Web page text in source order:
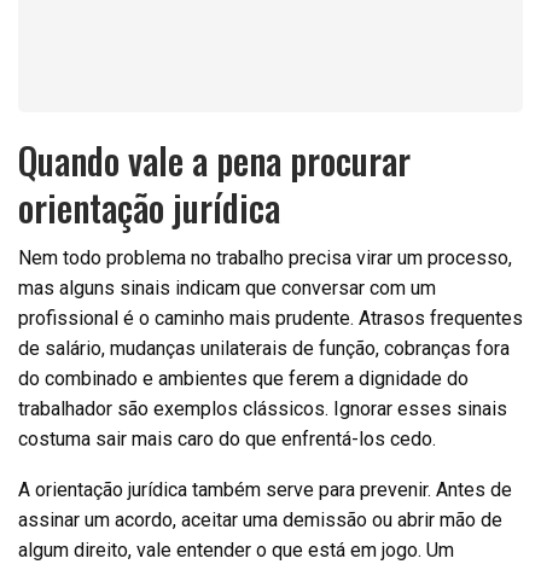
Quando vale a pena procurar
orientação jurídica
Nem todo problema no trabalho precisa virar um processo,
mas alguns sinais indicam que conversar com um
profissional é o caminho mais prudente. Atrasos frequentes
de salário, mudanças unilaterais de função, cobranças fora
do combinado e ambientes que ferem a dignidade do
trabalhador são exemplos clássicos. Ignorar esses sinais
costuma sair mais caro do que enfrentá-los cedo.
A orientação jurídica também serve para prevenir. Antes de
assinar um acordo, aceitar uma demissão ou abrir mão de
algum direito, vale entender o que está em jogo. Um